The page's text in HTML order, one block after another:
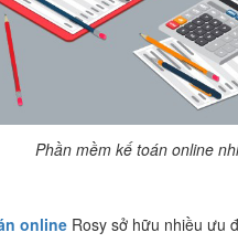
Phần mềm kế toán online
onlineRosy sở hữu nhiều ưu